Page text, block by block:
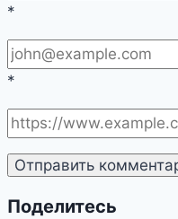
*
*
Поделитесь